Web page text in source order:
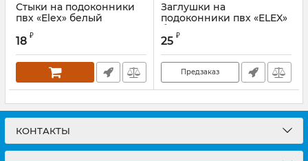
Стыки на подоконники
пвх «Elex» белый
18 ₽
Заглушки на
подоконники пвх «ELEX»
белый
25 ₽
Предзаказ
КОНТАКТЫ